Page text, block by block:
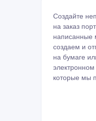
Создайте
на заказ
написанные
создаем и
на бумаге
которые мы